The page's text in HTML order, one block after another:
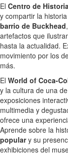
El Centro de
y compartir la
barrio de Buckhead
artefactos que
hasta la actualidad.
movimiento por los
más.
El World of Coca-
y la cultura de una
exposiciones
multimedia y
ofrece una
Aprende sobre la
populary su
exhibiciones del